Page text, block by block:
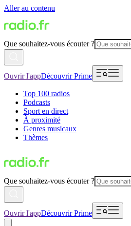
Aller au contenu
Que souhaitez-vous écouter ?
Ouvrir l'appDécouvrir Prime
Top 100 radios
Podcasts
Sport en direct
À proximité
Genres musicaux
Thèmes
Que souhaitez-vous écouter ?
Ouvrir l'appDécouvrir Prime